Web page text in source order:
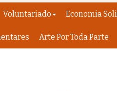
Voluntariado Economia
Arte Por Toda Parte